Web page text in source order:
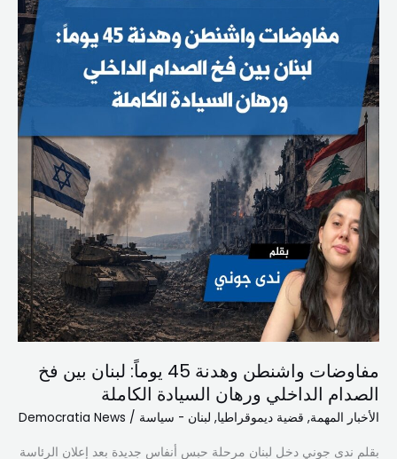
مفاوضات واشنطن وهدنة 45 يوماً: لبنان بين فخ
الصدام الداخلي ورهان السيادة الكاملة
الأخبار المهمة, قضية ديموقراطيا, لبنان - سياسة /
Democratia News
بقلم ندى جوني دخل لبنان مرحلة حبس أنفاس جديدة بعد إعلان الرئاسة
لبنان
بين
فخ
الصدام
الداخلي
ورهان
السيادة
الكاملة